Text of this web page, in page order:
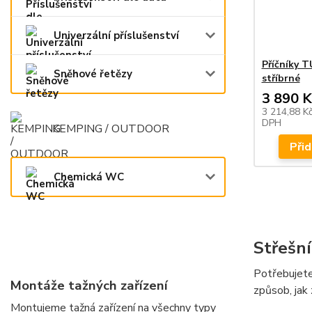
Univerzální příslušenství
Sněhové řetězy
KEMPING / OUTDOOR
Chemická WC
Montáže tažných zařízení
Montujeme tažná zařízení na všechny typy
Příčníky
stříbrné
3 890
3 214,88
DPH
způsob,